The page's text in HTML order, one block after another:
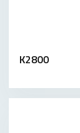
K2800